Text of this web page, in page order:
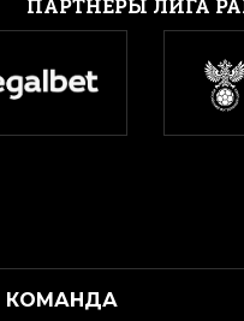
ПАРТНЕРЫ ЛИГА
КОМАНДА